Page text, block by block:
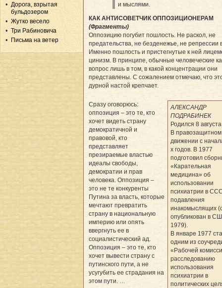
Дорога, взрытая
бульдозером
Жутко весело
Три Рабиновича
Письма на ветер
и мыслями.
КАК АНТИСОВЕТЧИК ОППОЗИЦИОНЕРАМ
(Фрагменты)
Оппозицию погубит пошлость. Не раскол, не
предательства, не безденежье, не репрессии
Именно пошлость и пристегнутые к ней
цинизм. В принципе, обычные человеческие
вопрос лишь в том, в какой концентрации они
представлены. С сожалением отмечаю, что
дурной настой крепчает.
АЛЕКСАНДР
ПОДРАБИНЕК
Родился 8
В правозащитном
движении с
х годов. В 1977
подготовил
«Карательная
медицина» об
использовании
психиатрии в
подавления
инакомыслящих
опубликован в
1979).
В январе 1977
одним из
«Рабочей
расследованию
использования
психиатрии в
политических
Сразу оговорюсь:
оппозиция – это те, кто
хочет видеть страну
демократичной и
правовой, кто
представляет
презираемые властью
идеалы свободы,
демократии и прав
человека. Оппозиция –
это не те конкуренты
Путина за власть, которые
мечтают превратить
страну в национальную
империю или опять
ввергнуть ее в
социалистический ад.
Оппозиция – это те, кто
хочет вывести страну с
путинского пути, а не
усугубить ее страдания на
этом пути. …